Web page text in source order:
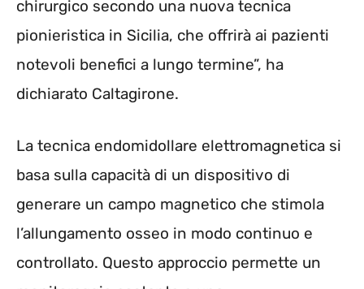
chirurgico secondo una nuova tecnica
pionieristica in Sicilia, che offrirà ai pazienti
notevoli benefici a lungo termine”, ha
dichiarato Caltagirone.
La tecnica endomidollare elettromagnetica si
basa sulla capacità di un dispositivo di
generare un campo magnetico che stimola
l’allungamento osseo in modo continuo e
controllato. Questo approccio permette un